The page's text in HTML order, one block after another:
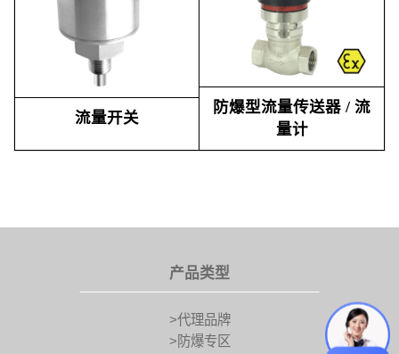
流量开关
防爆型流量传送器 / 流
量计
产品类型
>代理品牌
>防爆专区